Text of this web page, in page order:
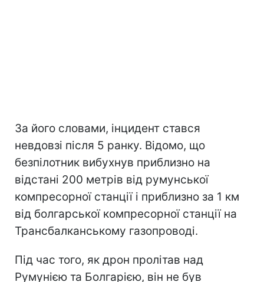
За його словами, інцидент стався
невдовзі після 5 ранку. Відомо, що
безпілотник вибухнув приблизно на
відстані 200 метрів від румунської
компресорної станції і приблизно за 1 км
від болгарської компресорної станції на
Трансбалканському газопроводі.
Під час того, як дрон пролітав над
Румунією та Болгарією, він не був